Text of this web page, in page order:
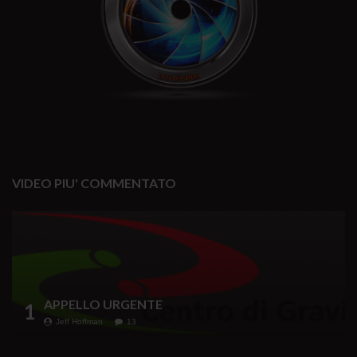
VIDEO PIU' COMMENTATO
1 APPELLO URGENTE
Jeff Hoffman 13